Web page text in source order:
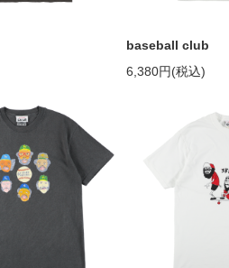
baseball club
6,380円(税込)